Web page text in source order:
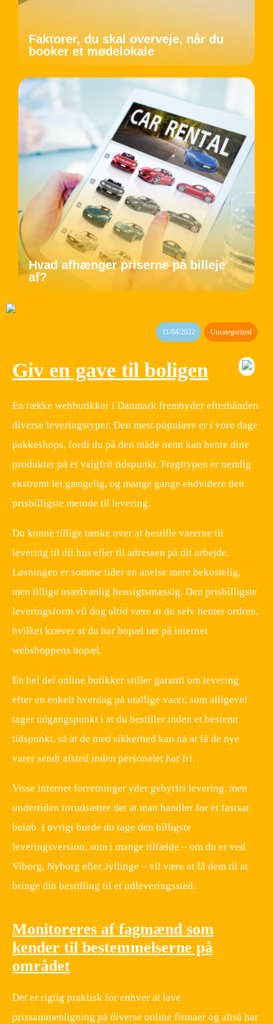
Faktorer, du skal overveje, når du
booker et mødelokale
Hvad afhænger priserne på billeje
af?
11/04/2022 Uncategorized
Giv en gave til boligen
En række webbutikker i Danmark frembyder efterhånden
diverse leveringstyper. Den mest populære er i vore dage
pakkeshops, fordi du på den måde nemt kan hente dine
produkter på et valgfrit tidspunkt. Fragttypen er nemlig
ekstremt let gængelig, og mange gange endvidere den
prisbilligste metode til levering.
Du kunne tillige tænke over at bestille varerne til
levering til dit hus eller til adressen på dit arbejde.
Løsningen er somme tider en anelse mere bekostelig,
men tillige usædvanlig hensigtsmæssig. Den prisbilligste
leveringsform vil dog altid være at du selv henter ordren,
hvilket kræver at du har bopæl tæt på internet
webshoppens bopæl.
En hel del online butikker stiller garanti om levering
efter en enkelt hverdag på utallige varer, som alligevel
tager udgangspunkt i at du bestiller inden et bestemt
tidspunkt, så at de med sikkerhed kan nå at få de nye
varer sendt afsted inden personalet har fri.
Visse internet forretninger yder gebyrfri levering, men
undertiden forudsætter det at man handler for et fastsat
beløb. I øvrigt burde du tage den billigste
leveringsversion, som i mange tilfælde – om du er ved
Viborg, Nyborg eller Jyllinge – vil være at få dem til at
bringe din bestilling til et udleveringssted.
Monitoreres af fagmænd som
kender til bestemmelserne på
området
Det er rigtig praktisk for enhver at lave
prissammenligning på diverse online firmaer og altså har